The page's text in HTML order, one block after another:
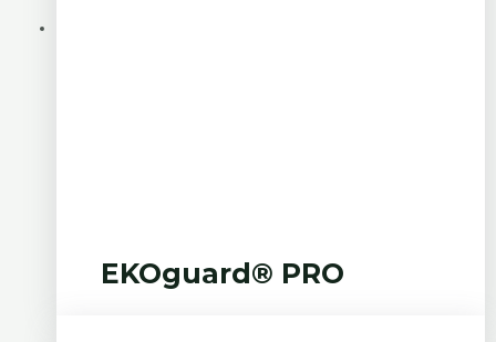
EKOguard® PRO